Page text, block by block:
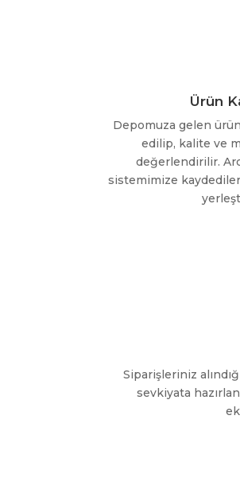
Ürün
Depomuza gelen
edilip, kalite ve
değerlendirilir.
sistemimize
Siparişleriniz
sevkiyata